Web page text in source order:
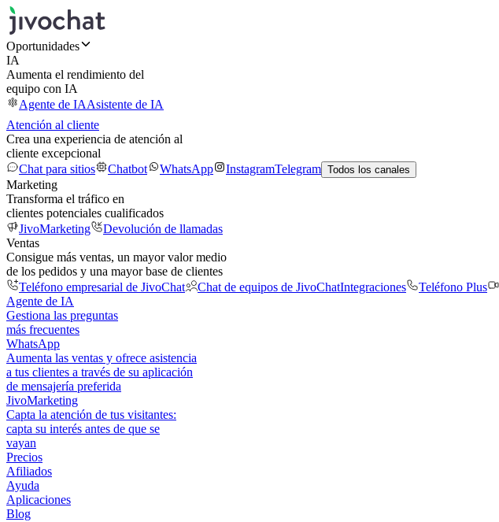
Oportunidades
IA
Aumenta el rendimiento del
equipo con IA
Agente de IAAsistente de IA
Atención al cliente
Crea una experiencia de atención al
cliente excepcional
Chat para sitios
Chatbot WhatsApp InstagramTelegram Todos los canales
Marketing
Transforma el tráfico en
clientes potenciales cualificados
JivoMarketing
Devolución de llamadas
Ventas
Consigue más ventas, un mayor valor medio
de los pedidos y una mayor base de clientes
Teléfono empresarial de JivoChat
Chat de equipos de JivoChatIntegraciones Teléfono Plus
Agente de IA
Gestiona las preguntas
más frecuentes
WhatsApp
Aumenta las ventas y ofrece asistencia
a tus clientes a través de su aplicación
de mensajería preferida
JivoMarketing
Capta la atención de tus visitantes:
capta su interés antes de que se
vayan
Precios
Afiliados
Ayuda
Aplicaciones
Blog